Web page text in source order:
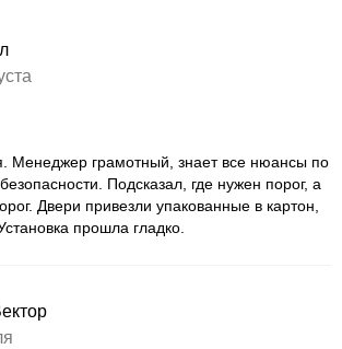
Менеджер грамотный, знает все нюансы по
Подсказал, где нужен порог, а
Двери привезли упакованные в картон,
прошла гладко.